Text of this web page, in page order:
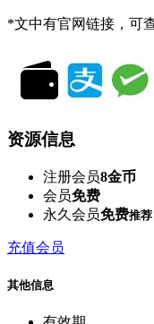
*文中有官网链接，可
资源信息
注册会员8金币
会员免费
永久会员免费推荐
充值会员
其他信息